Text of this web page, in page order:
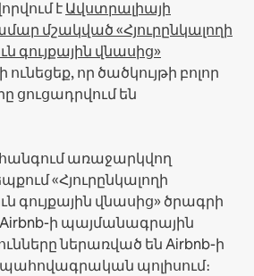
էԱվստրալիայի
մշակված «Հյուրընկալողի
գույքային վնասից»
ունեցեք, որ ծածկույթի բոլոր
են
առաջարկվող
«Հյուրընկալողի
գույքային վնասից» ծրագրի
ի պայմանագրային
ներառված են Airbnb-ի
պոլիսում։